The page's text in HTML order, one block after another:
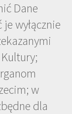
Dane
wyłącznie
w
dla